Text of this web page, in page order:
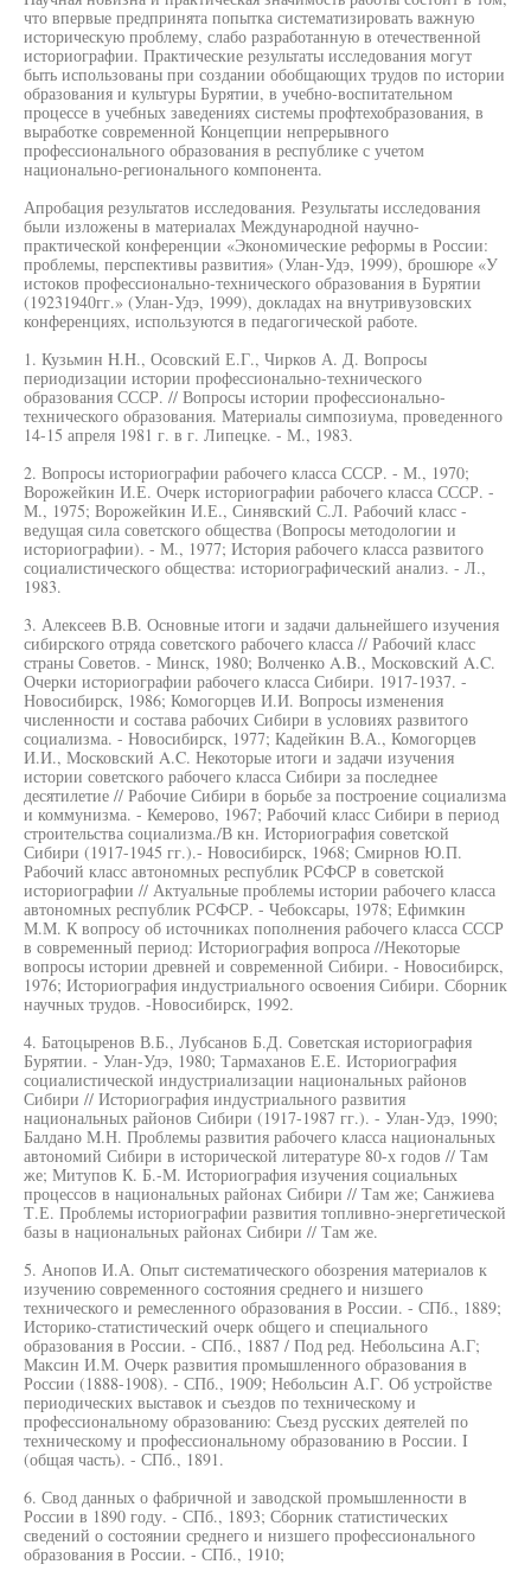
что впервые предпринята попытка систематизировать важную
историческую проблему, слабо разработанную в отечественной
историографии. Практические результаты исследования могут
быть использованы при создании обобщающих трудов по истории
образования и культуры Бурятии, в учебно-воспитательном
процессе в учебных заведениях системы профтехобразования, в
выработке современной Концепции непрерывного
профессионального образования в республике с учетом
национально-регионального компонента.
Апробация результатов исследования. Результаты исследования
были изложены в материалах Международной научно-
практической конференции «Экономические реформы в России:
проблемы, перспективы развития» (Улан-Удэ, 1999), брошюре «У
истоков профессионально-технического образования в Бурятии
(19231940гг.» (Улан-Удэ, 1999), докладах на внутривузовских
конференциях, используются в педагогической работе.
1. Кузьмин H.H., Осовский Е.Г., Чирков А. Д. Вопросы
периодизации истории профессионально-технического
образования СССР. // Вопросы истории профессионально-
технического образования. Материалы симпозиума, проведенного
14-15 апреля 1981 г. в г. Липецке. - М., 1983.
2. Вопросы историографии рабочего класса СССР. - М., 1970;
Ворожейкин И.Е. Очерк историографии рабочего класса СССР. -
М., 1975; Ворожейкин И.Е., Синявский С.Л. Рабочий класс -
ведущая сила советского общества (Вопросы методологии и
историографии). - М., 1977; История рабочего класса развитого
социалистического общества: историографический анализ. - Л.,
1983.
3. Алексеев В.В. Основные итоги и задачи дальнейшего изучения
сибирского отряда советского рабочего класса // Рабочий класс
страны Советов. - Минск, 1980; Волченко A.B., Московский A.C.
Очерки историографии рабочего класса Сибири. 1917-1937. -
Новосибирск, 1986; Комогорцев И.И. Вопросы изменения
численности и состава рабочих Сибири в условиях развитого
социализма. - Новосибирск, 1977; Кадейкин В.А., Комогорцев
И.И., Московский A.C. Некоторые итоги и задачи изучения
истории советского рабочего класса Сибири за последнее
десятилетие // Рабочие Сибири в борьбе за построение социализма
и коммунизма. - Кемерово, 1967; Рабочий класс Сибири в период
строительства социализма./В кн. Историография советской
Сибири (1917-1945 гг.).- Новосибирск, 1968; Смирнов Ю.П.
Рабочий класс автономных республик РСФСР в советской
историографии // Актуальные проблемы истории рабочего класса
автономных республик РСФСР. - Чебоксары, 1978; Ефимкин
М.М. К вопросу об источниках пополнения рабочего класса СССР
в современный период: Историография вопроса //Некоторые
вопросы истории древней и современной Сибири. - Новосибирск,
1976; Историография индустриального освоения Сибири. Сборник
научных трудов. -Новосибирск, 1992.
4. Батоцыренов В.Б., Лубсанов Б.Д. Советская историография
Бурятии. - Улан-Удэ, 1980; Тармаханов Е.Е. Историография
социалистической индустриализации национальных районов
Сибири // Историография индустриального развития
национальных районов Сибири (1917-1987 гг.). - Улан-Удэ, 1990;
Балдано М.Н. Проблемы развития рабочего класса национальных
автономий Сибири в исторической литературе 80-х годов // Там
же; Митупов К. Б.-М. Историография изучения социальных
процессов в национальных районах Сибири // Там же; Санжиева
Т.Е. Проблемы историографии развития топливно-энергетической
базы в национальных районах Сибири // Там же.
5. Анопов И.А. Опыт систематического обозрения материалов к
изучению современного состояния среднего и низшего
технического и ремесленного образования в России. - СПб., 1889;
Историко-статистический очерк общего и специального
образования в России. - СПб., 1887 / Под ред. Небольсина А.Г;
Максин И.М. Очерк развития промышленного образования в
России (1888-1908). - СПб., 1909; Небольсин А.Г. Об устройстве
периодических выставок и съездов по техническому и
профессиональному образованию: Съезд русских деятелей по
техническому и профессиональному образованию в России. I
(общая часть). - СПб., 1891.
6. Свод данных о фабричной и заводской промышленности в
России в 1890 году. - СПб., 1893; Сборник статистических
сведений о состоянии среднего и низшего профессионального
образования в России. - СПб., 1910;